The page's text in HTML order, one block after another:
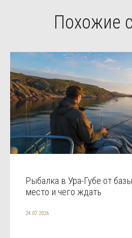
Похожие
Рыбалка в Ура-Губе от
место и чего ждать
24.07.2026